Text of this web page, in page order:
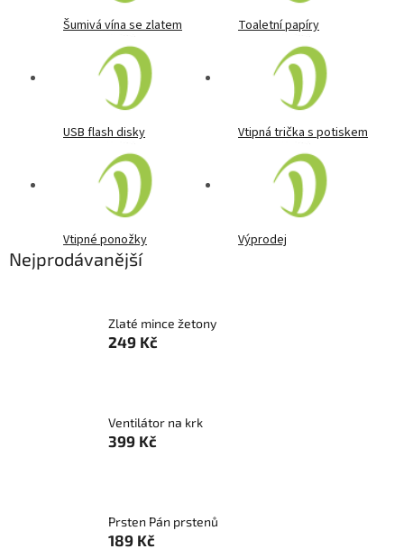
Šumivá vína se zlatem Toaletní papíry
USB flash disky Vtipná trička s potiskem
Vtipné ponožky Výprodej
Nejprodávanější
Zlaté mince žetony
249 Kč
Ventilátor na krk
399 Kč
Prsten Pán prstenů
189 Kč